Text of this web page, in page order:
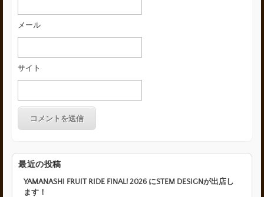
メール
サイト
最近の投稿
YAMANASHI FRUIT RIDE FINAL! 2026 にSTEM DESIGNが出店し
ます！